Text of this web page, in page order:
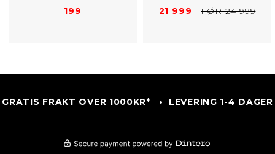
199 21 999 FØR 24 999
GRATIS FRAKT OVER 1000KR* • LEVERING 1-4 DAGER